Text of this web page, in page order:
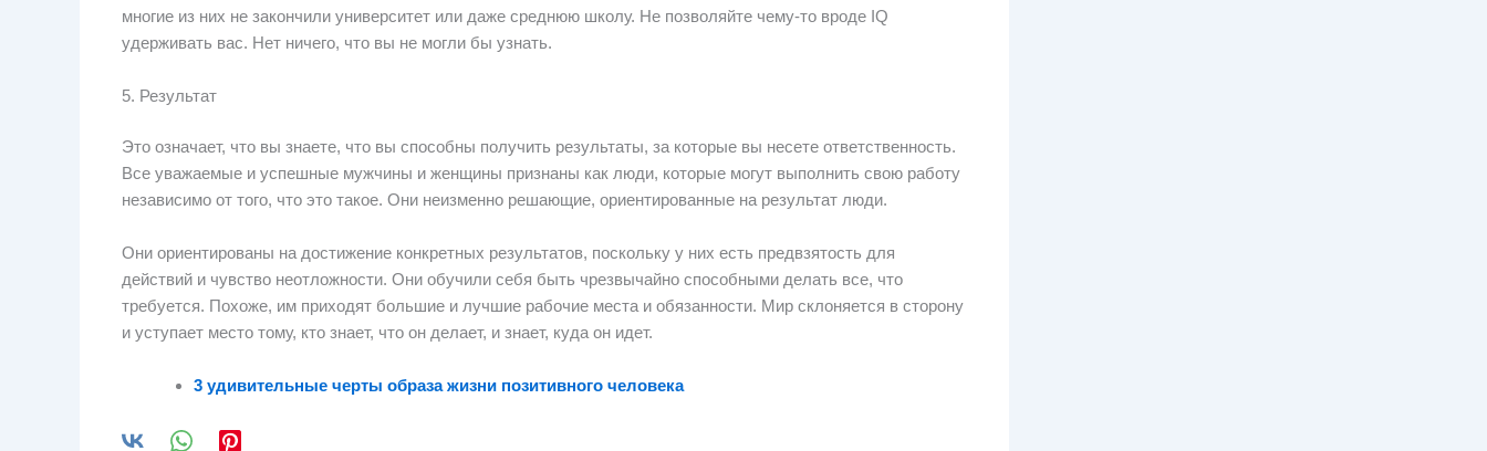
многие из них не закончили университет или даже среднюю школу. Не позволяйте чему-то вроде IQ
удерживать вас. Нет ничего, что вы не могли бы узнать.
5. Результат
Это означает, что вы знаете, что вы способны получить результаты, за которые вы несете ответственность.
Все уважаемые и успешные мужчины и женщины признаны как люди, которые могут выполнить свою работу
независимо от того, что это такое. Они неизменно решающие, ориентированные на результат люди.
Они ориентированы на достижение конкретных результатов, поскольку у них есть предвзятость для
действий и чувство неотложности. Они обучили себя быть чрезвычайно способными делать все, что
требуется. Похоже, им приходят большие и лучшие рабочие места и обязанности. Мир склоняется в сторону
и уступает место тому, кто знает, что он делает, и знает, куда он идет.
3 удивительные черты образа жизни позитивного человека